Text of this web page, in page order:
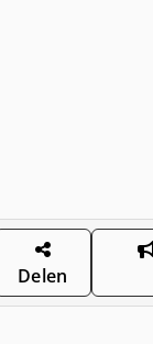
Delen